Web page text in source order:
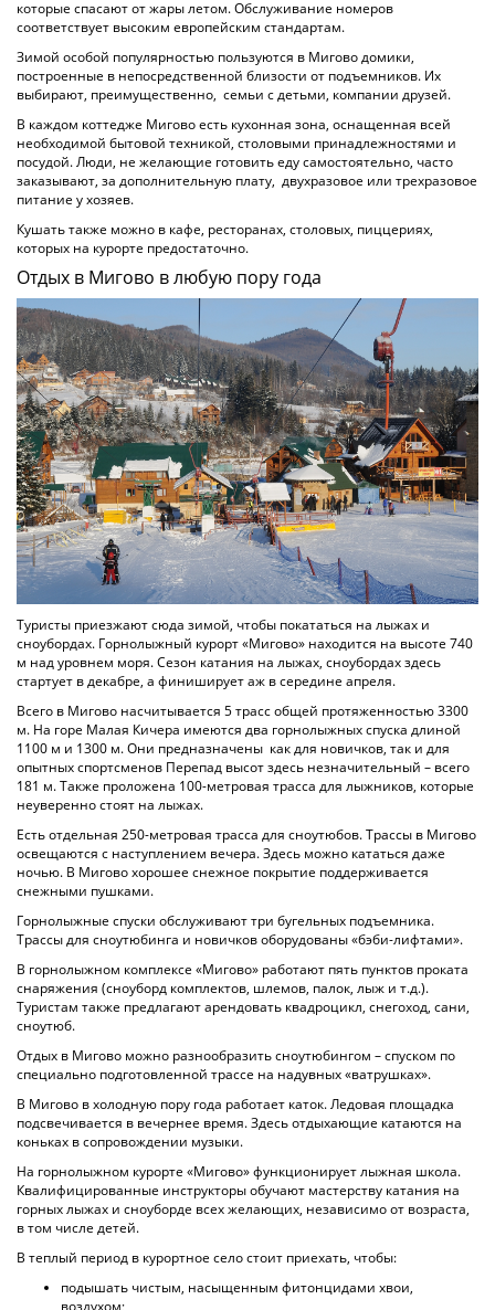
которые спасают от жары летом. Обслуживание номеров
соответствует высоким европейским стандартам.
Зимой особой популярностью пользуются в Мигово домики,
построенные в непосредственной близости от подъемников. Их
выбирают, преимущественно, семьи с детьми, компании друзей.
В каждом коттедже Мигово есть кухонная зона, оснащенная всей
необходимой бытовой техникой, столовыми принадлежностями и
посудой. Люди, не желающие готовить еду самостоятельно, часто
заказывают, за дополнительную плату, двухразовое или трехразовое
питание у хозяев.
Кушать также можно в кафе, ресторанах, столовых, пиццериях,
которых на курорте предостаточно.
Отдых в Мигово в любую пору года
Туристы приезжают сюда зимой, чтобы покататься на лыжах и
сноубордах. Горнолыжный курорт «Мигово» находится на высоте 740
м над уровнем моря. Сезон катания на лыжах, сноубордах здесь
стартует в декабре, а финиширует аж в середине апреля.
Всего в Мигово насчитывается 5 трасс общей протяженностью 3300
м. На горе Малая Кичера имеются два горнолыжных спуска длиной
1100 м и 1300 м. Они предназначены как для новичков, так и для
опытных спортсменов Перепад высот здесь незначительный – всего
181 м. Также проложена 100-метровая трасса для лыжников, которые
неуверенно стоят на лыжах.
Есть отдельная 250-метровая трасса для сноутюбов. Трассы в Мигово
освещаются с наступлением вечера. Здесь можно кататься даже
ночью. В Мигово хорошее снежное покрытие поддерживается
снежными пушками.
Горнолыжные спуски обслуживают три бугельных подъемника.
Трассы для сноутюбинга и новичков оборудованы «бэби-лифтами».
В горнолыжном комплексе «Мигово» работают пять пунктов проката
снаряжения (сноуборд комплектов, шлемов, палок, лыж и т.д.).
Туристам также предлагают арендовать квадроцикл, снегоход, сани,
сноутюб.
Отдых в Мигово можно разнообразить сноутюбингом – спуском по
специально подготовленной трассе на надувных «ватрушках».
В Мигово в холодную пору года работает каток. Ледовая площадка
подсвечивается в вечернее время. Здесь отдыхающие катаются на
коньках в сопровождении музыки.
На горнолыжном курорте «Мигово» функционирует лыжная школа.
Квалифицированные инструкторы обучают мастерству катания на
горных лыжах и сноуборде всех желающих, независимо от возраста,
в том числе детей.
В теплый период в курортное село стоит приехать, чтобы:
подышать чистым, насыщенным фитонцидами хвои,
воздухом;